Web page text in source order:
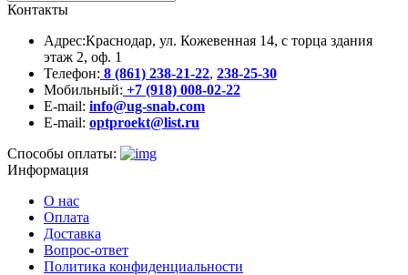
Контакты
Адрес:Краснодар, ул. Кожевенная 14, с торца здания
этаж 2, оф. 1
Телефон: 8 (861) 238-21-22, 238-25-30
Мобильный: +7 (918) 008-02-22
E-mail: info@ug-snab.com
E-mail: optproekt@list.ru
Способы оплаты:
Информация
О нас
Оплата
Доставка
Вопрос-ответ
Политика конфиденциальности